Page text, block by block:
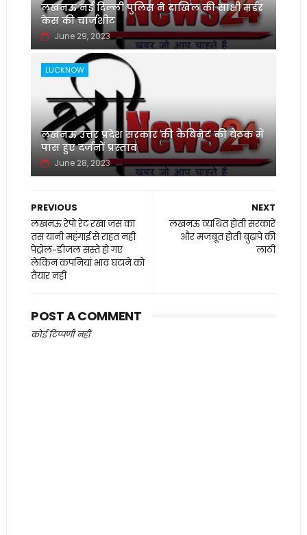
लखनऊ नई दिल्ली पुलिस ने दाखिल की साक्षी मर्डर
केस की चार्जशीट
June 29, 2023
LUCKNOW
लखनऊ उत्तर प्रदेश सरकार की कैबिनेट की बैठक में
पास हुए दर्जनों प्रस्ताव
June 28, 2023
NEXT
लखनऊ व्यथित होती सरकारें
और मजबूत होती बुढ़ापे की
लाठी
PREVIOUS
लखनऊ रेपो रेट रखा जस का
तस यानी महंगाई से राहत नही
पेट्रोल-डीजल सस्ते हो गए
लेकिन कंपनियां भाव घटाने को
तैयार नहीं
POST A COMMENT
कोई टिप्पणी नहीं